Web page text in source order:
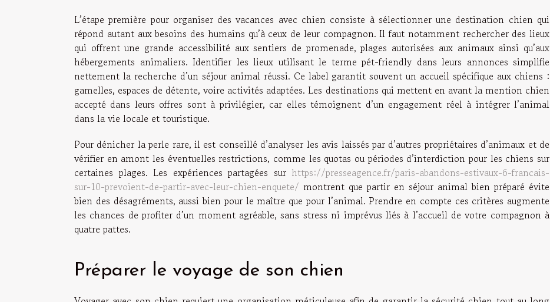
L’étape première pour organiser des vacances avec chien consiste à sélectionner une destination chien qui
répond autant aux besoins des humains qu’à ceux de leur compagnon. Il faut notamment rechercher des lieux
qui offrent une grande accessibilité aux sentiers de promenade, plages autorisées aux animaux ainsi qu’aux
hébergements animaliers. Identifier les lieux utilisant le terme pét-friendly dans leurs annonces simplifie
nettement la recherche d’un séjour animal réussi. Ce label garantit souvent un accueil spécifique aux chiens :
gamelles, espaces de détente, voire activités adaptées. Les destinations qui mettent en avant la mention chien
accepté dans leurs offres sont à privilégier, car elles témoignent d’un engagement réel à intégrer l’animal
dans la vie locale et touristique.
Pour dénicher la perle rare, il est conseillé d’analyser les avis laissés par d’autres propriétaires d’animaux et de
vérifier en amont les éventuelles restrictions, comme les quotas ou périodes d’interdiction pour les chiens sur
certaines plages. Les expériences partagées sur https://presseagence.fr/paris-abandons-estivaux-6-francais-
sur-10-prevoient-de-partir-avec-leur-chien-enquete/ montrent que partir en séjour animal bien préparé évite
bien des désagréments, aussi bien pour le maître que pour l’animal. Prendre en compte ces critères augmente
les chances de profiter d’un moment agréable, sans stress ni imprévus liés à l’accueil de votre compagnon à
quatre pattes.
Préparer le voyage de son chien